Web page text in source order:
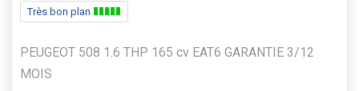
Très bon plan
PEUGEOT 508 1.6 THP 165 cv EAT6 GARANTIE 3/12
MOIS